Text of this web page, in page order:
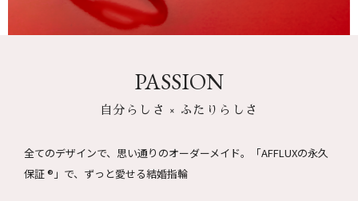
PASSION
自分らしさ × ふたりらしさ
全てのデザインで、思い通りのオーダーメイド。
「AFFLUXの永久
保証 ®」で、ずっと愛せる結婚指輪